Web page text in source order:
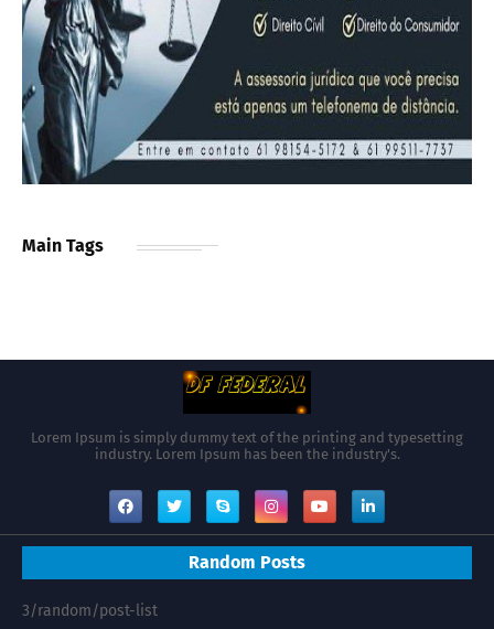
Main Tags
Lorem Ipsum is simply dummy text of the printing and typesetting
industry. Lorem Ipsum has been the industry's.
Random Posts
3/random/post-list